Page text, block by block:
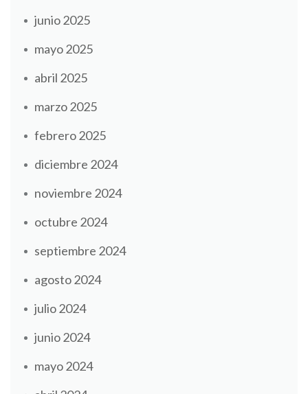
junio 2025
mayo 2025
abril 2025
marzo 2025
febrero 2025
diciembre 2024
noviembre 2024
octubre 2024
septiembre 2024
agosto 2024
julio 2024
junio 2024
mayo 2024